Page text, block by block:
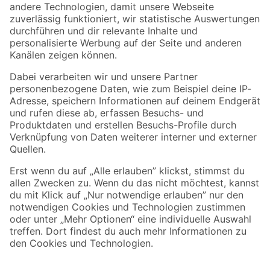
Zur Newsletter Anmeldung
Folge uns
Zahlungsarten Versandarten
Sicher einkaufen
Jetzt die toom-App herunterladen